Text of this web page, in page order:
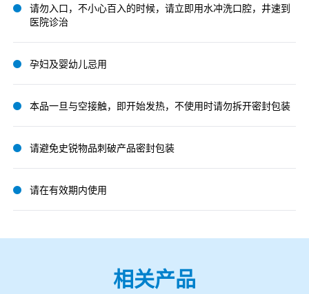
请勿入口，不小心百入的时候，请立即用水冲洗口腔，井速到
医院诊治
孕妇及婴幼儿忌用
本品一旦与空接触，即开始发热，不使用时请勿拆开密封包装
请避免史锐物品刺破产品密封包装
请在有效期内使用
相关产品